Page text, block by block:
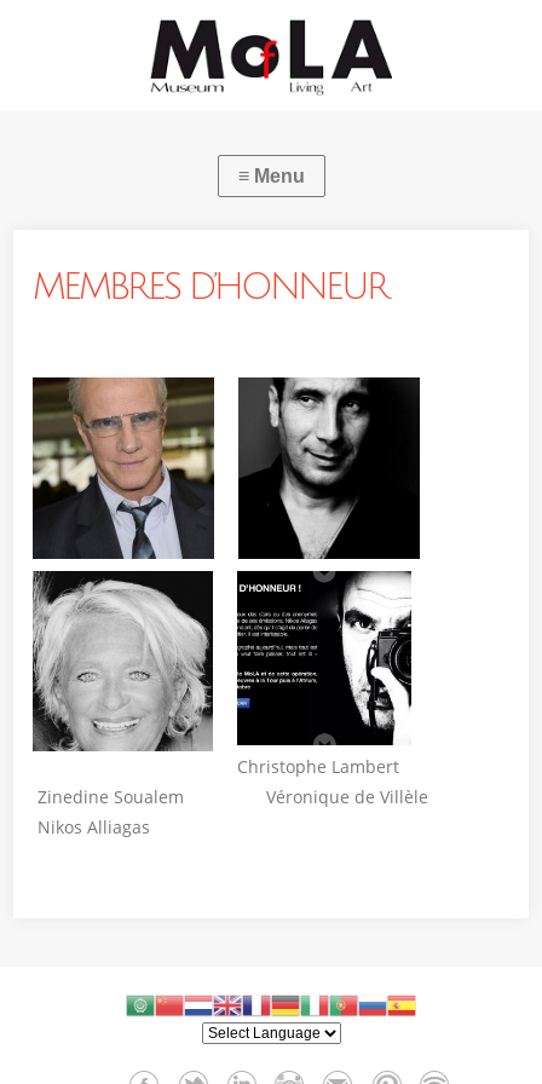
MEMBRES D’HONNEUR
Christophe Lambert
Zinedine Soualem Véronique de Villèle
Nikos Alliagas